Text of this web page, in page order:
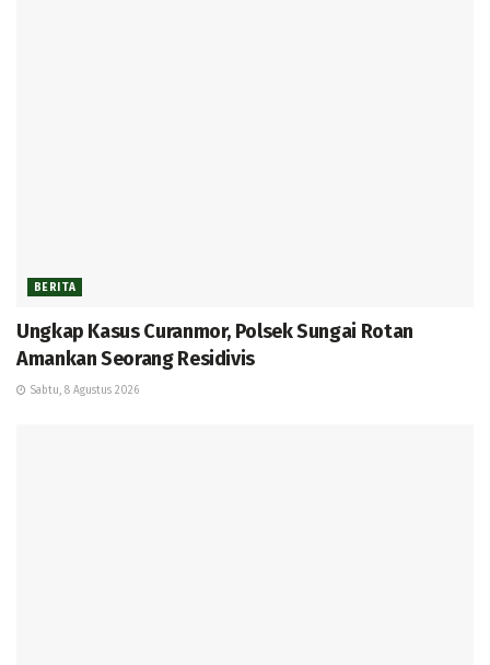
BERITA
Ungkap Kasus Curanmor, Polsek Sungai Rotan
Amankan Seorang Residivis
Sabtu, 8 Agustus 2026